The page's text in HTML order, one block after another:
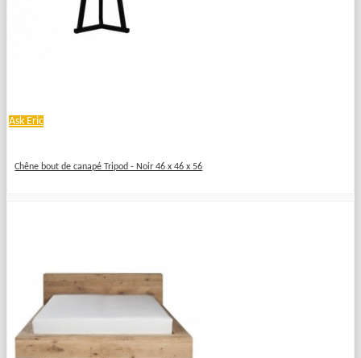
Ask Eric
Chêne bout de canapé Tripod - Noir 46 x 46 x 56